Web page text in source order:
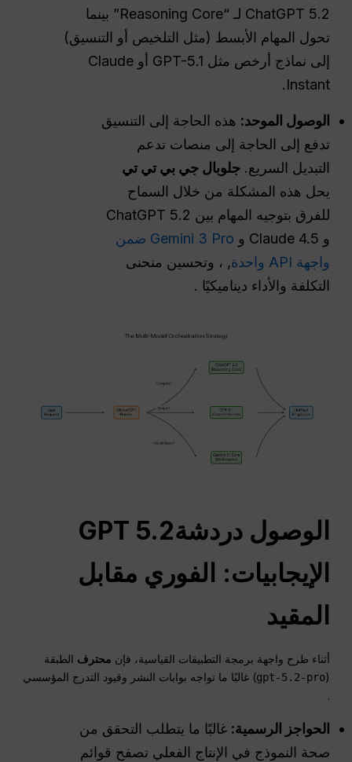
ChatGPT 5.2 لـ “Reasoning Core” بينما
تحول المهام الأبسط (مثل التلخيص أو التنسيق)
إلى نماذج أرخص مثل GPT-5.1 أو Claude
Instant.
الوصول الموحد: هذه الحاجة إلى التنسيق
تدفع إلى الحاجة إلى منصات تدعم
التبديل السريع.جلوبال جي بي تي تي
يحل هذه المشكلة من خلال السماح
للفرق بتوجيه المهام بين ChatGPT 5.2
و Claude 4.5 و
Gemini 3 Pro ضمن
واجهة API واحدة
, ، وتحسين منحنى
التكلفة والأداء ديناميكيًا .
الوصولدردشةGPT5.2
الإيجابيات: الفوري مقابل
المقيد
أثناء طرح واجهة برمجة التطبيقات القياسية، فإن محترف الطبقة
(
gpt-5.2-pro) غالبًا ما تواجه بوابات النشر وقيود التدرج المؤسسي
.
الحواجز الرسمية: غالبًا ما يتطلب التحقق من
صحة النموذج في الإنتاج الفعلي تصفح قوائم